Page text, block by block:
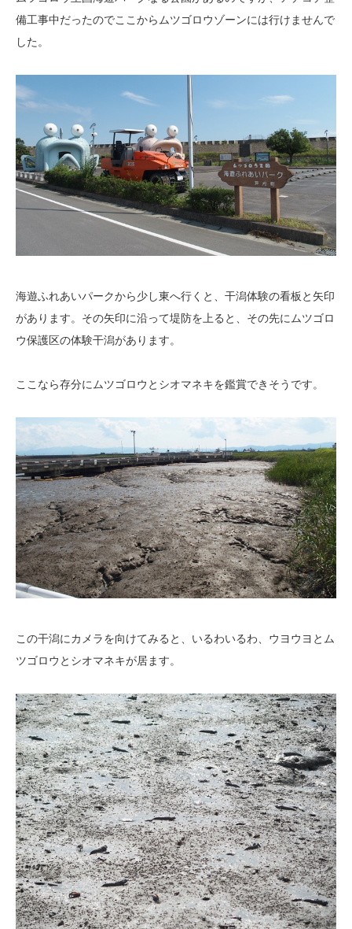
備工事中だったのでここからムツゴロウゾーンには行けませんで
した。
海遊ふれあいパークから少し東へ行くと、干潟体験の看板と矢印
があります。その矢印に沿って堤防を上ると、その先にムツゴロ
ウ保護区の体験干潟があります。
ここなら存分にムツゴロウとシオマネキを鑑賞できそうです。
この干潟にカメラを向けてみると、いるわいるわ、ウヨウヨとム
ツゴロウとシオマネキが居ます。